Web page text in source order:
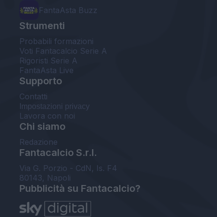
FantaAsta Buzz
Strumenti
Probabili formazioni
Voti Fantacalcio Serie A
Rigoristi Serie A
FantaAsta Live
Supporto
Contatti
Impostazioni privacy
Lavora con noi
Chi siamo
Redazione
Fantacalcio S.r.l.
Via G. Porzio - CdN, Is. F4
80143, Napoli
Pubblicità su Fantacalcio?